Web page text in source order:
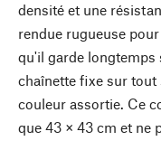
densité et une
rendue rugueuse
qu'il garde longtemps
chaînette fixe sur tout
couleur assortie. Ce
que 43 × 43 cm et ne